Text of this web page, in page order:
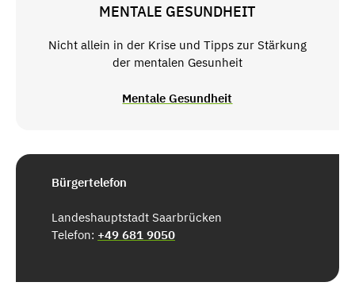
MENTALE GESUNDHEIT
Nicht allein in der Krise und Tipps zur Stärkung
der mentalen Gesunheit
Mentale Gesundheit
Bürgertelefon
Landeshauptstadt Saarbrücken
Telefon: +49 681 9050